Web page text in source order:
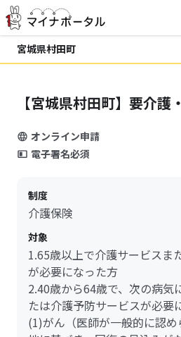
宮城県村田町
【宮城県村田町】要介
オンライン申請
電子署名必須
制度
介護保険
対象
1.65歳以上で介護サービスま
が必要になった方
2.40歳から64歳で、次の病気
たは介護予防サービスが必要
(1)がん（医師が一般的に認